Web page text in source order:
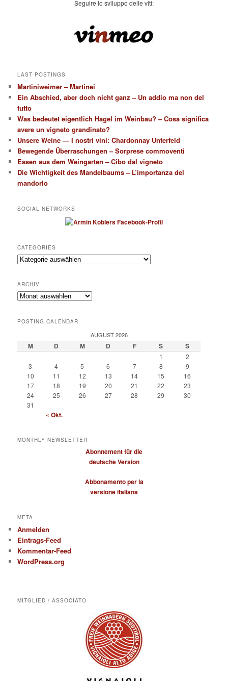
Seguire lo sviluppo delle viti:
LAST POSTINGS
Martiniweimer – Martinei
Ein Abschied, aber doch nicht ganz – Un addio ma non del
tutto
Was bedeutet eigentlich Hagel im Weinbau? – Cosa significa
avere un vigneto grandinato?
Unsere Weine — I nostri vini: Chardonnay Unterfeld
Bewegende Überraschungen – Sorprese commoventi
Essen aus dem Weingarten – Cibo dal vigneto
Die Wichtigkeit des Mandelbaums – L’importanza del
mandorlo
SOCIAL NETWORKS
CATEGORIES
Categories
ARCHIV
Archiv
POSTING CALENDAR
AUGUST 2026
M D M D F S S
1
2
3
4 5 6 7 8
9
10
11 12 13 14 15
16
17
18 19 20 21 22
23
24
25 26 27 28 29
30
31
« Okt.
MONTHLY NEWSLETTER
Abonnement für die
deutsche Version
Abbonamento per la
versione italiana
META
Anmelden
Eintrags-Feed
Kommentar-Feed
WordPress.org
MITGLIED / ASSOCIATO